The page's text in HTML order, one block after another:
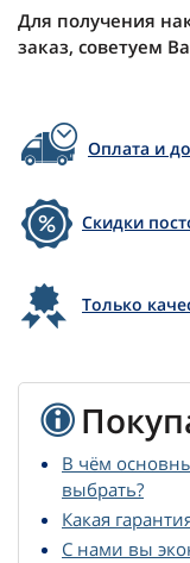
Для получения
заказ, советуем
Оплата и
Скидки
Только
В чём
выбрать?
Какая
С нами вы